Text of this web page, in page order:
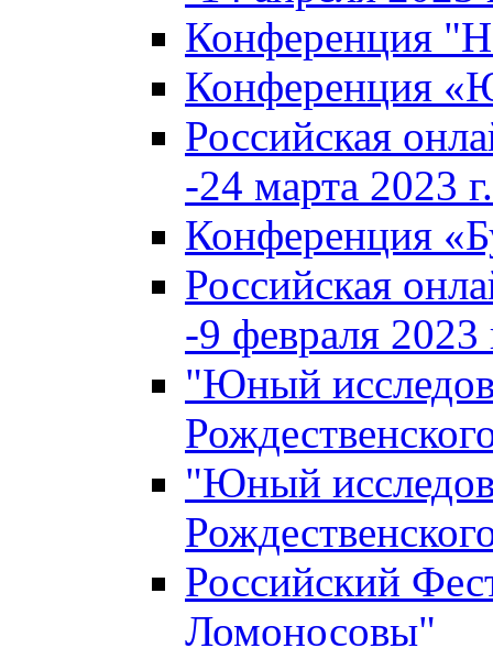
Конференция
Конференция
Российская
-24 марта 2023
Конференция
Российская
-9 февраля 2023
"Юный
"Юный
Российский
Ломоносовы"